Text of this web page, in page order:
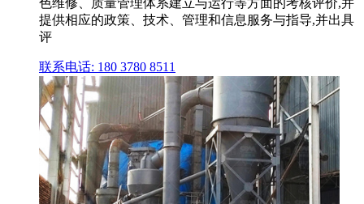
提供相应的政策、技术、管理和信息服务与指导,并出具
评
联系电话: 180 3780 8511